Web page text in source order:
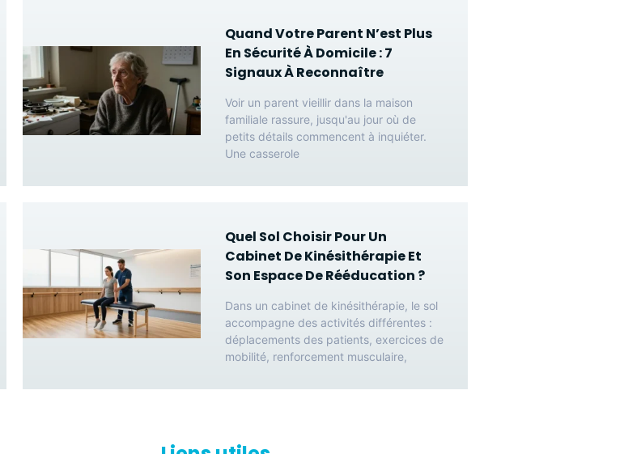
Quand Votre Parent N’est Plus
En Sécurité À Domicile : 7
Signaux À Reconnaître
Voir un parent vieillir dans la maison
familiale rassure, jusqu'au jour où de
petits détails commencent à inquiéter.
Une casserole
Quel Sol Choisir Pour Un
Cabinet De Kinésithérapie Et
Son Espace De Rééducation ?
Dans un cabinet de kinésithérapie, le sol
accompagne des activités différentes :
déplacements des patients, exercices de
mobilité, renforcement musculaire,